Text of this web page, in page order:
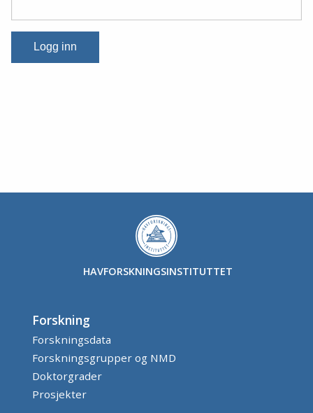
Logg inn
HAVFORSKNINGSINSTITUTTET
Forskning
Forskningsdata
Forskningsgrupper og NMD
Doktorgrader
Prosjekter